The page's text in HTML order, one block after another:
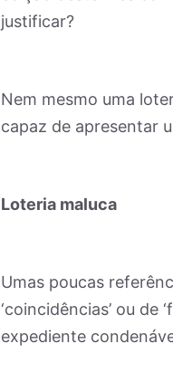
justificar?
Nem mesmo uma
capaz de apresentar
Loteria maluca
Umas poucas
‘coincidências’ ou de
expediente